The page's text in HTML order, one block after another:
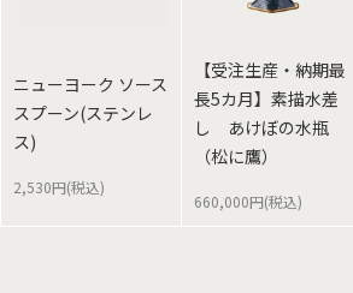
ニューヨーク ソース
スプーン(ステンレ
ス)
2,530円(税込)
【受注生産・納期最
長5カ月】素描水差
し あけぼの水瓶
（松に鷹）
660,000円(税込)